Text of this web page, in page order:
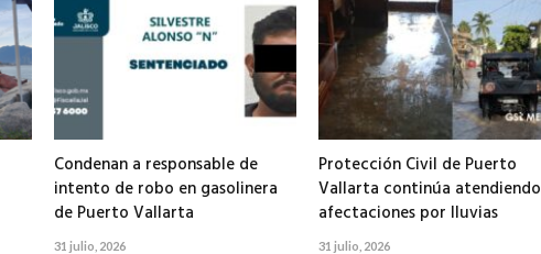
Condenan a responsable de
intento de robo en gasolinera
de Puerto Vallarta
31 julio, 2026
Protección Civil de Puerto
Vallarta continúa atendiendo
afectaciones por lluvias
31 julio, 2026